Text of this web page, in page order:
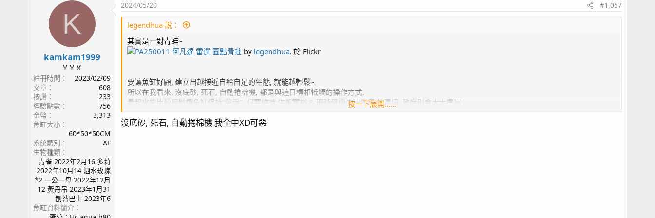
監測:KHG
KHA
燈具:
AD2 T5*2 , AI 52HD*3, HME Block2*1
藻桶: Tunze 3181
沸石桶: HC 外置式超音波沸石桶
反應器: AQUA MEDI multi reactor S (GFO & 活性碳)
溫控: 分離式冷水機
生物系統: AquaForest
停電方案: UPS (APC BE550G) + 打氣機 (Ehiem air pump400)
[文章聯結]
page1 啟動
page4 除水面油墨 - WAV設定
page6 魚蝦資料登入 / 橘點蝦虎(1)
page7 硬骨記錄(1) / 鼻涕戰爭 / 加菜囉!(假綿羊蝦幼蝦)
page8 食藻蟹 / 滿月更新 / 一夜白頭
page9 補水設備 / 停電方案 / 蛋白機設置 / 沸石桶設置
page10 ORP 與 PH / 白砂清潔工 橘點蝦虎(2)
page11 淨身工廠開張!清潔蝦 / 硬骨記錄(2) / 鼻涕戰爭 (Dino) 結束 / 滿兩個月
K
kamkam1999
🏅🏅🏅
註冊時間
2023/02/09
文章
608
按讚
233
經驗點數
756
金幣
3,313
魚缸大小
60*50*50CM
系統類別
AF
生物種類
青雀 2022年2月16 多莉
2022年10月14 泗水玫瑰
*2 一公一母 2022年12月
12 黃丹吊 2023年1月31
刨苔巴士 2023年6
魚缸資料簡介
2024/05/20 #1,057
legendhua 說：
其實是一對青蛙~
PA250011 阿凡達 雷達 圓點青蛙 by legendhua, 於 Flickr
要讓魚缸好顧, 建立出越接近自給自足的生態, 就能越輕鬆~
所以在我看來, 沒底砂, 死石, 自動捲棉機, 都是與這目標相牴觸的操作方式,
看起來能比較輕鬆讓魚缸保持"乾淨", 但要維持 生態富裕 & 珊瑚健康快速生長 的環境, 難度則會大大提高!
很多人把低NP當作終極目標, 甚至覺得低NP就代表水質沒問題, 其實這件事錯得離譜!
按一下展開……
沒底砂, 死石, 自動捲棉機 我全中XD可惡